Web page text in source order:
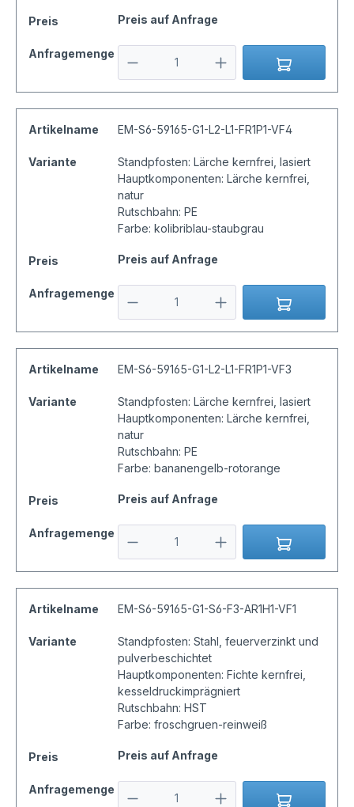
Preis Preis auf Anfrage
Anfragemenge
Artikelname EM-S6-59165-G1-L2-L1-FR1P1-VF4
Variante
Standpfosten: Lärche kernfrei, lasiert
Hauptkomponenten: Lärche kernfrei,
natur
Rutschbahn: PE
Farbe: kolibriblau-staubgrau
Preis Preis auf Anfrage
Anfragemenge
Artikelname EM-S6-59165-G1-L2-L1-FR1P1-VF3
Variante
Standpfosten: Lärche kernfrei, lasiert
Hauptkomponenten: Lärche kernfrei,
natur
Rutschbahn: PE
Farbe: bananengelb-rotorange
Preis Preis auf Anfrage
Anfragemenge
Artikelname EM-S6-59165-G1-S6-F3-AR1H1-VF1
Variante
Standpfosten: Stahl, feuerverzinkt und
pulverbeschichtet
Hauptkomponenten: Fichte kernfrei,
kesseldruckimprägniert
Rutschbahn: HST
Farbe: froschgruen-reinweiß
Preis Preis auf Anfrage
Anfragemenge